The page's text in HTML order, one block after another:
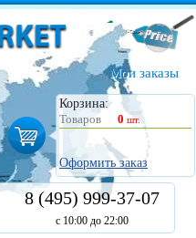
Мои заказы
Корзина:
Товаров
0 шт.
Оформить заказ
8 (495) 999-37-07
с 10:00 до 22:00